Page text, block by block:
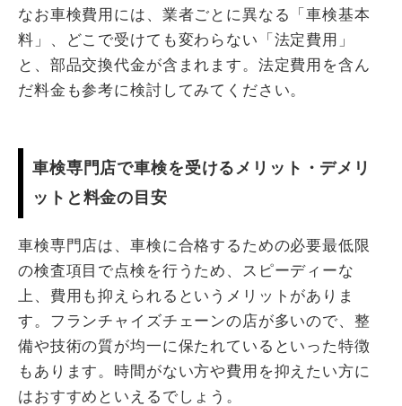
なお車検費用には、業者ごとに異なる「車検基本
料」、どこで受けても変わらない「法定費用」
と、部品交換代金が含まれます。法定費用を含ん
だ料金も参考に検討してみてください。
車検専門店で車検を受けるメリット・デメリ
ットと料金の目安
車検専門店は、車検に合格するための必要最低限
の検査項目で点検を行うため、スピーディーな
上、費用も抑えられるというメリットがありま
す。フランチャイズチェーンの店が多いので、整
備や技術の質が均一に保たれているといった特徴
もあります。時間がない方や費用を抑えたい方に
はおすすめといえるでしょう。